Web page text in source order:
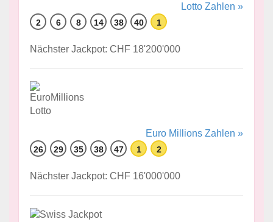
Lotto Zahlen »
2 6 8 14 38 40 1
Nächster Jackpot: CHF 18'200'000
Euro Millions Zahlen »
26 29 35 38 47 1 2
Nächster Jackpot: CHF 16'000'000